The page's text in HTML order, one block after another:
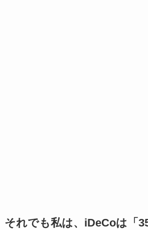
それでも私は、iDeCoは「